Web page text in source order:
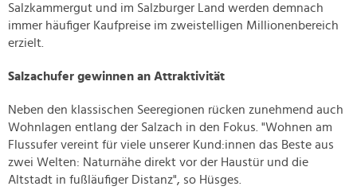
Salzkammergut und im Salzburger Land werden demnach
immer häufiger Kaufpreise im zweistelligen Millionenbereich
erzielt.
Salzachufer gewinnen an Attraktivität
Neben den klassischen Seeregionen rücken zunehmend auch
Wohnlagen entlang der Salzach in den Fokus. "Wohnen am
Flussufer vereint für viele unserer Kund:innen das Beste aus
zwei Welten: Naturnähe direkt vor der Haustür und die
Altstadt in fußläufiger Distanz", so Hüsges.